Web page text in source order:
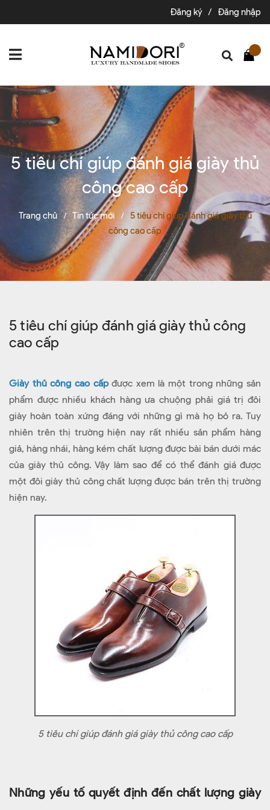
Đăng ký / Đăng nhập
5 tiêu chí giúp đánh giá giày thủ
công cao cấp
Trang chủ / Tin tức mới /
5 tiêu chí giúp đánh giá giày thủ
công cao cấp
5 tiêu chí giúp đánh giá giày thủ công
cao cấp
Giày thủ công cao cấpđược xem là một trong những sản
phẩm được nhiều khách hàng ưa chuộng phải giá trị đôi
giày hoàn toàn xứng đáng với những gì mà họ bỏ ra. Tuy
nhiên trên thị trường hiện nay rất nhiều sản phẩm hàng
giả, hàng nhái, hàng kém chất lượng được bài bán dưới mác
của giày thủ công. Vậy làm sao để có thể đánh giá được
một đôi giày thủ công chất lượng được bán trên thị trường
hiện nay.
5 tiêu chí giúp đánh giá giày thủ công cao cấp
Những yếu tố quyết định đến chất lượng giày